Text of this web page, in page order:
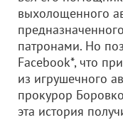
выхолощенного
патронами. Но
Facebook*, что
из игрушечного
прокурор
эта история